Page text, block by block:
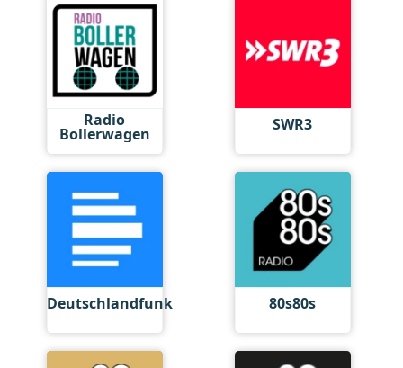
Radio
Bollerwagen SWR3
Deutschlandfunk 80s80s